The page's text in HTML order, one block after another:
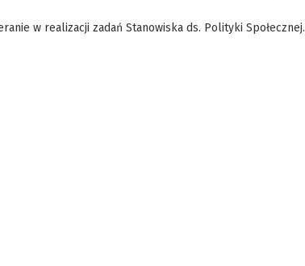
w realizacji zadań Stanowiska ds. Polityki Społecznej.